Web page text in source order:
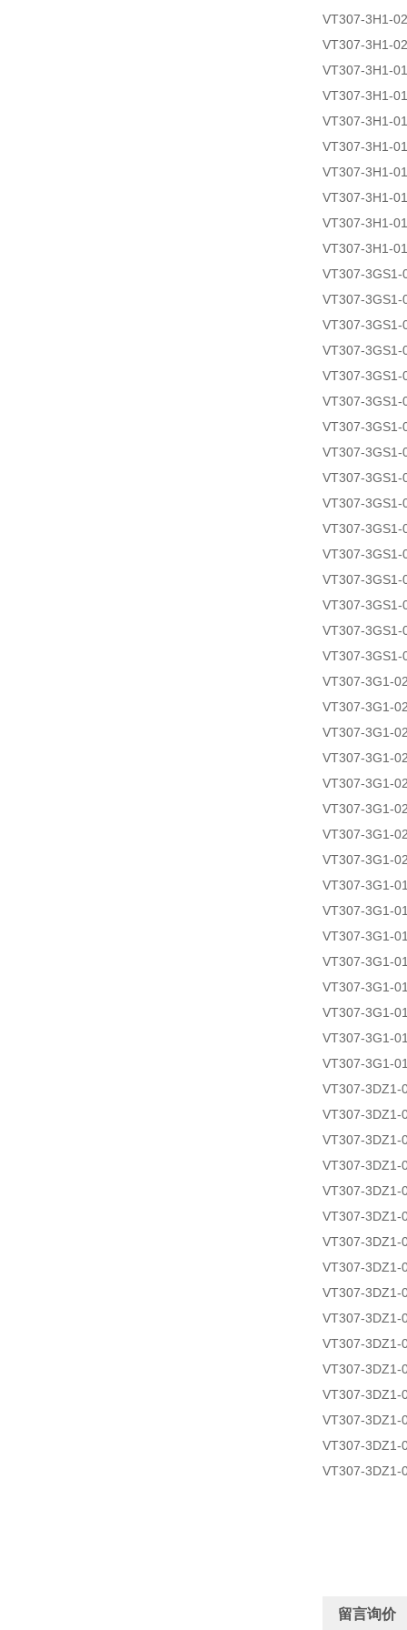
VT307-3H1-
VT307-3H1-02
VT307-3H1-
VT307-3H1-
VT307-3H1-
VT307-3H1-
VT307-3H1-
VT307-3H1-
VT307-3H1-
VT307-3H1-01
VT307-3GS1-
VT307-3GS1-
VT307-3GS1-
VT307-3GS1-
VT307-3GS1-
VT307-3GS1-
VT307-3GS1-
VT307-3GS1-
VT307-3GS1-
VT307-3GS1-
VT307-3GS1-
VT307-3GS1-
VT307-3GS1-
VT307-3GS1-
VT307-3GS1-
VT307-3GS1-
VT307-3G1-
VT307-3G1-
VT307-3G1-
VT307-3G1-
VT307-3G1-
VT307-3G1-
VT307-3G1-
VT307-3G1-
VT307-3G1-
VT307-3G1-
VT307-3G1-
VT307-3G1-
VT307-3G1-
VT307-3G1-
VT307-3G1-
VT307-3G1-
VT307-3DZ1-
VT307-3DZ1-
VT307-3DZ1-
VT307-3DZ1-
VT307-3DZ1-
VT307-3DZ1-
VT307-3DZ1-
VT307-3DZ1-
VT307-3DZ1-
VT307-3DZ1-
VT307-3DZ1-
VT307-3DZ1-
VT307-3DZ1-
VT307-3DZ1-
VT307-3DZ1-
VT307-3DZ1-
留言询价